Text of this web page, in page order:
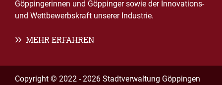
Göppingerinnen und Göppinger sowie der Innovations-
und Wettbewerbskraft unserer Industrie.
MEHR ERFAHREN
Copyright © 2022 - 2026 Stadtverwaltung Göppingen